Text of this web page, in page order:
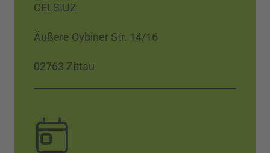
CELSIUZ
Äußere Oybiner Str. 14/16
02763 Zittau